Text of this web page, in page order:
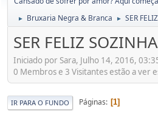
► Bruxaria Negra & Branca ► SER
SER FELIZ SOZINHA
Iniciado por Sara, Julho 14, 2016,
0 Membros e 3 Visitantes estão a ver
IR PARA O FUNDO Páginas 1